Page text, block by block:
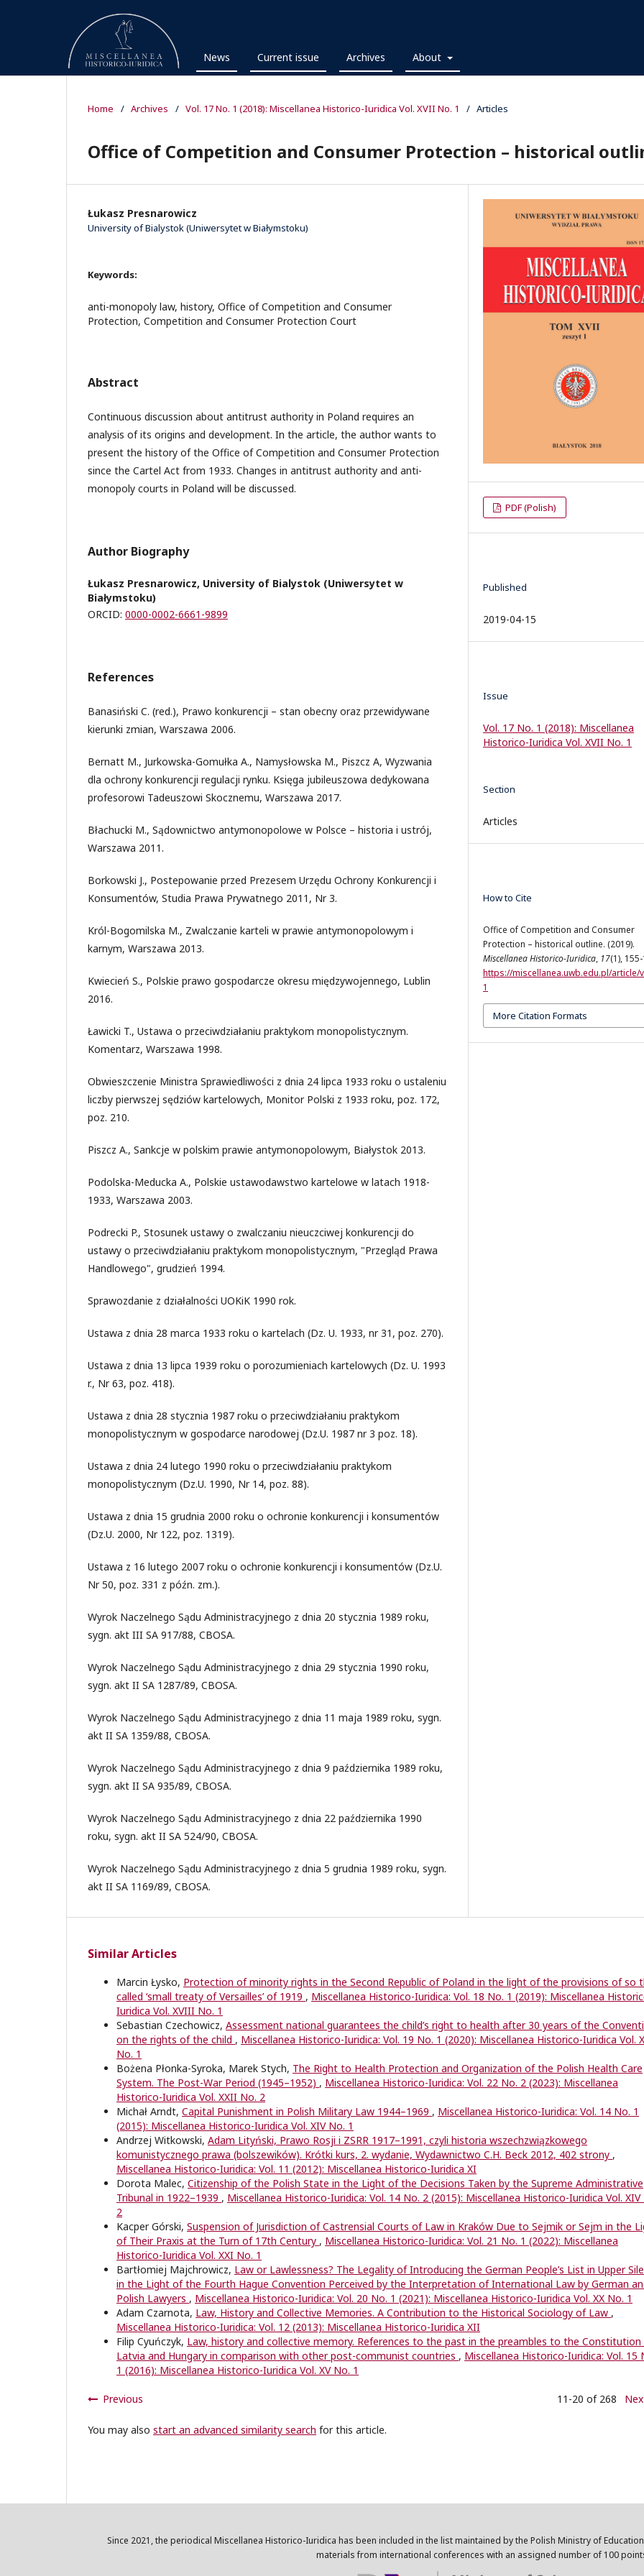
News Current issue Archives About
Home / Archives / Vol. 17 No. 1 (2018): Miscellanea Historico-Iuridica Vol. XVII No. 1 / Articles
Office of Competition and Consumer Protection – historical
Łukasz Presnarowicz
University of Bialystok (Uniwersytet w Białymstoku)
Keywords:
anti-monopoly law, history, Office of Competition and Consumer
Protection, Competition and Consumer Protection Court
Abstract
Continuous discussion about antitrust authority in Poland requires an
analysis of its origins and development. In the article, the author wants to
present the history of the Office of Competition and Consumer Protection
since the Cartel Act from 1933. Changes in antitrust authority and anti-
monopoly courts in Poland will be discussed.
Author Biography
Łukasz Presnarowicz, University of Bialystok (Uniwersytet w
Białymstoku)
ORCID: 0000-0002-6661-9899
References
Banasiński C. (red.), Prawo konkurencji – stan obecny oraz przewidywane
kierunki zmian, Warszawa 2006.
Bernatt M., Jurkowska-Gomułka A., Namysłowska M., Piszcz A, Wyzwania
dla ochrony konkurencji regulacji rynku. Księga jubileuszowa dedykowana
profesorowi Tadeuszowi Skocznemu, Warszawa 2017.
Błachucki M., Sądownictwo antymonopolowe w Polsce – historia i ustrój,
Warszawa 2011.
Borkowski J., Postepowanie przed Prezesem Urzędu Ochrony Konkurencji i
Konsumentów, Studia Prawa Prywatnego 2011, Nr 3.
Król-Bogomilska M., Zwalczanie karteli w prawie antymonopolowym i
karnym, Warszawa 2013.
Kwiecień S., Polskie prawo gospodarcze okresu międzywojennego, Lublin
2016.
Ławicki T., Ustawa o przeciwdziałaniu praktykom monopolistycznym.
Komentarz, Warszawa 1998.
Obwieszczenie Ministra Sprawiedliwości z dnia 24 lipca 1933 roku o ustaleniu
liczby pierwszej sędziów kartelowych, Monitor Polski z 1933 roku, poz. 172,
poz. 210.
Piszcz A., Sankcje w polskim prawie antymonopolowym, Białystok 2013.
Podolska-Meducka A., Polskie ustawodawstwo kartelowe w latach 1918-
1933, Warszawa 2003.
Podrecki P., Stosunek ustawy o zwalczaniu nieuczciwej konkurencji do
ustawy o przeciwdziałaniu praktykom monopolistycznym, "Przegląd Prawa
Handlowego", grudzień 1994.
Sprawozdanie z działalności UOKiK 1990 rok.
Ustawa z dnia 28 marca 1933 roku o kartelach (Dz. U. 1933, nr 31, poz. 270).
Ustawa z dnia 13 lipca 1939 roku o porozumieniach kartelowych (Dz. U. 1993
r., Nr 63, poz. 418).
Ustawa z dnia 28 stycznia 1987 roku o przeciwdziałaniu praktykom
monopolistycznym w gospodarce narodowej (Dz.U. 1987 nr 3 poz. 18).
Ustawa z dnia 24 lutego 1990 roku o przeciwdziałaniu praktykom
monopolistycznym (Dz.U. 1990, Nr 14, poz. 88).
Ustawa z dnia 15 grudnia 2000 roku o ochronie konkurencji i konsumentów
(Dz.U. 2000, Nr 122, poz. 1319).
Ustawa z 16 lutego 2007 roku o ochronie konkurencji i konsumentów (Dz.U.
Nr 50, poz. 331 z późn. zm.).
Wyrok Naczelnego Sądu Administracyjnego z dnia 20 stycznia 1989 roku,
sygn. akt III SA 917/88, CBOSA.
Wyrok Naczelnego Sądu Administracyjnego z dnia 29 stycznia 1990 roku,
sygn. akt II SA 1287/89, CBOSA.
Wyrok Naczelnego Sądu Administracyjnego z dnia 11 maja 1989 roku, sygn.
akt II SA 1359/88, CBOSA.
Wyrok Naczelnego Sądu Administracyjnego z dnia 9 października 1989 roku,
sygn. akt II SA 935/89, CBOSA.
Wyrok Naczelnego Sądu Administracyjnego z dnia 22 października 1990
roku, sygn. akt II SA 524/90, CBOSA.
Wyrok Naczelnego Sądu Administracyjnego z dnia 5 grudnia 1989 roku, sygn.
akt II SA 1169/89, CBOSA.
PDF (Polish)
Published
2019-04-15
Issue
Vol. 17 No. 1 (2018): Miscellanea
Historico-Iuridica Vol. XVII No. 1
Section
Articles
How to Cite
Office of Competition and Consumer
Protection – historical outline. (2019).
Miscellanea Historico-Iuridica, 17(1),
https://miscellanea.uwb.edu.pl/article/
1
More Citation Formats
Similar Articles
Marcin Łysko, Protection of minority rights in the Second Republic of Poland in the light of the provisions of so
called ‘small treaty of Versailles’ of 1919 , Miscellanea Historico-Iuridica: Vol. 18 No. 1 (2019): Miscellanea
Iuridica Vol. XVIII No. 1
Sebastian Czechowicz, Assessment national guarantees the child’s right to health after 30 years of the
on the rights of the child , Miscellanea Historico-Iuridica: Vol. 19 No. 1 (2020): Miscellanea Historico-Iuridica Vol.
No. 1
Bożena Płonka-Syroka, Marek Stych, The Right to Health Protection and Organization of the Polish Health Care
System. The Post-War Period (1945–1952) , Miscellanea Historico-Iuridica: Vol. 22 No. 2 (2023): Miscellanea
Historico-Iuridica Vol. XXII No. 2
Michał Arndt, Capital Punishment in Polish Military Law 1944–1969 , Miscellanea Historico-Iuridica: Vol. 14 No. 1
(2015): Miscellanea Historico-Iuridica Vol. XIV No. 1
Andrzej Witkowski, Adam Lityński, Prawo Rosji i ZSRR 1917–1991, czyli historia wszechzwiązkowego
komunistycznego prawa (bolszewików). Krótki kurs, 2. wydanie, Wydawnictwo C.H. Beck 2012, 402 strony ,
Miscellanea Historico-Iuridica: Vol. 11 (2012): Miscellanea Historico-Iuridica XI
Dorota Malec, Citizenship of the Polish State in the Light of the Decisions Taken by the Supreme Administrative
Tribunal in 1922–1939 , Miscellanea Historico-Iuridica: Vol. 14 No. 2 (2015): Miscellanea Historico-Iuridica Vol. XIV
2
Kacper Górski, Suspension of Jurisdiction of Castrensial Courts of Law in Kraków Due to Sejmik or Sejm in the
of Their Praxis at the Turn of 17th Century , Miscellanea Historico-Iuridica: Vol. 21 No. 1 (2022): Miscellanea
Historico-Iuridica Vol. XXI No. 1
Bartłomiej Majchrowicz, Law or Lawlessness? The Legality of Introducing the German People’s List in Upper
in the Light of the Fourth Hague Convention Perceived by the Interpretation of International Law by German
Polish Lawyers , Miscellanea Historico-Iuridica: Vol. 20 No. 1 (2021): Miscellanea Historico-Iuridica Vol. XX No. 1
Adam Czarnota, Law, History and Collective Memories. A Contribution to the Historical Sociology of Law ,
Miscellanea Historico-Iuridica: Vol. 12 (2013): Miscellanea Historico-Iuridica XII
Filip Cyuńczyk, Law, history and collective memory. References to the past in the preambles to the
Latvia and Hungary in comparison with other post-communist countries , Miscellanea Historico-Iuridica: Vol. 15
1 (2016): Miscellanea Historico-Iuridica Vol. XV No. 1
Previous 11-20 of 268
You may also start an advanced similarity search for this article.
Since 2021, the periodical Miscellanea Historico-Iuridica has been included in the list maintained by the Polish Ministry of
materials from international conferences with an assigned number of 100